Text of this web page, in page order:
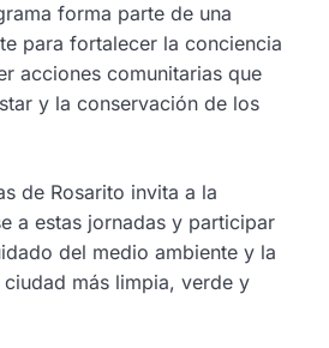
forma parte de una
para fortalecer la conciencia
acciones comunitarias que
y la conservación de los
de Rosarito invita a la
a estas jornadas y participar
del medio ambiente y la
más limpia, verde y